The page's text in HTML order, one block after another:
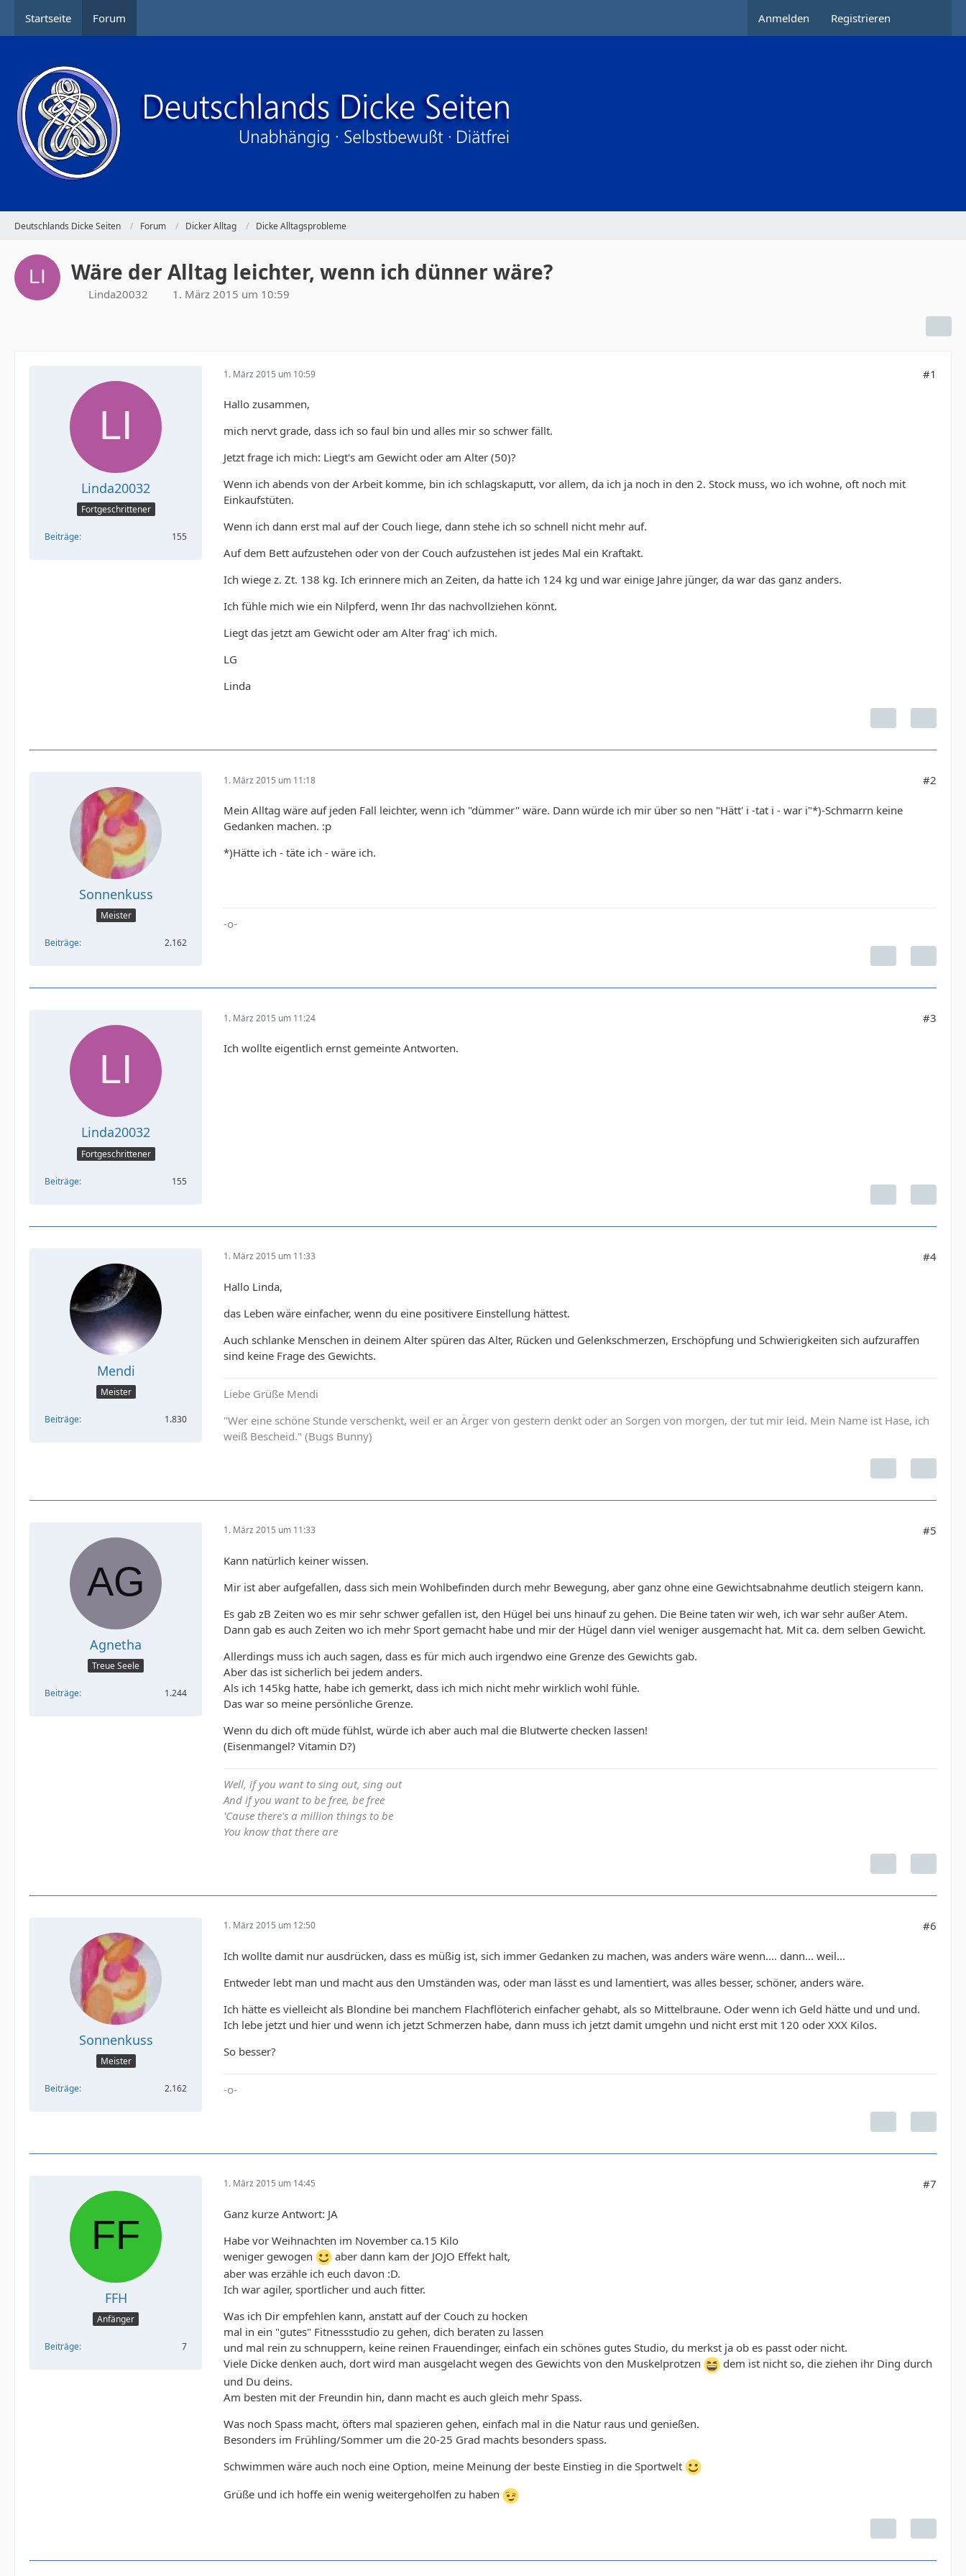
Startseite Forum Anmelden Registrieren
Deutschlands Dicke Seiten Forum Dicker Alltag Dicke Alltagsprobleme
Wäre der Alltag leichter, wenn ich dünner wäre?
Linda20032 1. März 2015 um 10:59
Linda20032
Fortgeschrittener
Beiträge 155
1. März 2015 um 10:59 #1
Hallo zusammen,
mich nervt grade, dass ich so faul bin und alles mir so schwer fällt.
Jetzt frage ich mich: Liegt's am Gewicht oder am Alter (50)?
Wenn ich abends von der Arbeit komme, bin ich schlagskaputt, vor allem, da ich ja noch in den 2. Stock muss, wo ich wohne, oft noch mit
Einkaufstüten.
Wenn ich dann erst mal auf der Couch liege, dann stehe ich so schnell nicht mehr auf.
Auf dem Bett aufzustehen oder von der Couch aufzustehen ist jedes Mal ein Kraftakt.
Ich wiege z. Zt. 138 kg. Ich erinnere mich an Zeiten, da hatte ich 124 kg und war einige Jahre jünger, da war das ganz anders.
Ich fühle mich wie ein Nilpferd, wenn Ihr das nachvollziehen könnt.
Liegt das jetzt am Gewicht oder am Alter frag' ich mich.
LG
Linda
Sonnenkuss
Meister
Beiträge 2.162
1. März 2015 um 11:18 #2
Mein Alltag wäre auf jeden Fall leichter, wenn ich "dümmer" wäre. Dann würde ich mir über so nen "Hätt' i -tat i - war i"*)-Schmarrn keine
Gedanken machen. :p
*)Hätte ich - täte ich - wäre ich.
-o-
Linda20032
Fortgeschrittener
Beiträge 155
1. März 2015 um 11:24 #3
Ich wollte eigentlich ernst gemeinte Antworten.
Mendi
Meister
Beiträge 1.830
1. März 2015 um 11:33 #4
Hallo Linda,
das Leben wäre einfacher, wenn du eine positivere Einstellung hättest.
Auch schlanke Menschen in deinem Alter spüren das Alter, Rücken und Gelenkschmerzen, Erschöpfung und Schwierigkeiten sich aufzuraffen
sind keine Frage des Gewichts.
Liebe Grüße Mendi
"Wer eine schöne Stunde verschenkt, weil er an Ärger von gestern denkt oder an Sorgen von morgen, der tut mir leid. Mein Name ist Hase, ich
weiß Bescheid." (Bugs Bunny)
Agnetha
Treue Seele
Beiträge 1.244
1. März 2015 um 11:33 #5
Kann natürlich keiner wissen.
Mir ist aber aufgefallen, dass sich mein Wohlbefinden durch mehr Bewegung, aber ganz ohne eine Gewichtsabnahme deutlich steigern kann.
Es gab zB Zeiten wo es mir sehr schwer gefallen ist, den Hügel bei uns hinauf zu gehen. Die Beine taten wir weh, ich war sehr außer Atem.
Dann gab es auch Zeiten wo ich mehr Sport gemacht habe und mir der Hügel dann viel weniger ausgemacht hat. Mit ca. dem selben Gewicht.
Allerdings muss ich auch sagen, dass es für mich auch irgendwo eine Grenze des Gewichts gab.
Aber das ist sicherlich bei jedem anders.
Als ich 145kg hatte, habe ich gemerkt, dass ich mich nicht mehr wirklich wohl fühle.
Das war so meine persönliche Grenze.
Wenn du dich oft müde fühlst, würde ich aber auch mal die Blutwerte checken lassen!
(Eisenmangel? Vitamin D?)
Well, if you want to sing out, sing out
And if you want to be free, be free
'Cause there's a million things to be
You know that there are
Sonnenkuss
Meister
Beiträge 2.162
1. März 2015 um 12:50 #6
Ich wollte damit nur ausdrücken, dass es müßig ist, sich immer Gedanken zu machen, was anders wäre wenn.... dann... weil...
Entweder lebt man und macht aus den Umständen was, oder man lässt es und lamentiert, was alles besser, schöner, anders wäre.
Ich hätte es vielleicht als Blondine bei manchem Flachflöterich einfacher gehabt, als so Mittelbraune. Oder wenn ich Geld hätte und und und.
Ich lebe jetzt und hier und wenn ich jetzt Schmerzen habe, dann muss ich jetzt damit umgehn und nicht erst mit 120 oder XXX Kilos.
So besser?
-o-
FFH
Anfänger
Beiträge 7
1. März 2015 um 14:45 #7
Ganz kurze Antwort: JA
Habe vor Weihnachten im November ca.15 Kilo
weniger gewogen
aber dann kam der JOJO Effekt halt,
aber was erzähle ich euch davon :D.
Ich war agiler, sportlicher und auch fitter.
Was ich Dir empfehlen kann, anstatt auf der Couch zu hocken
mal in ein "gutes" Fitnessstudio zu gehen, dich beraten zu lassen
und mal rein zu schnuppern, keine reinen Frauendinger, einfach ein schönes gutes Studio, du merkst ja ob es passt oder nicht.
Viele Dicke denken auch, dort wird man ausgelacht wegen des Gewichts von den Muskelprotzen
dem ist nicht so, die ziehen ihr Ding durch
und Du deins.
Am besten mit der Freundin hin, dann macht es auch gleich mehr Spass.
Was noch Spass macht, öfters mal spazieren gehen, einfach mal in die Natur raus und genießen.
Besonders im Frühling/Sommer um die 20-25 Grad machts besonders spass.
Schwimmen wäre auch noch eine Option, meine Meinung der beste Einstieg in die Sportwelt
Grüße und ich hoffe ein wenig weitergeholfen zu haben